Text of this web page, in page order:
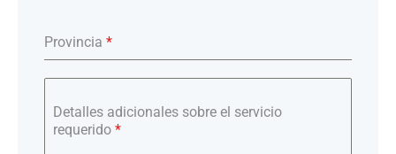
Provincia *
Detalles adicionales sobre el servicio
requerido *